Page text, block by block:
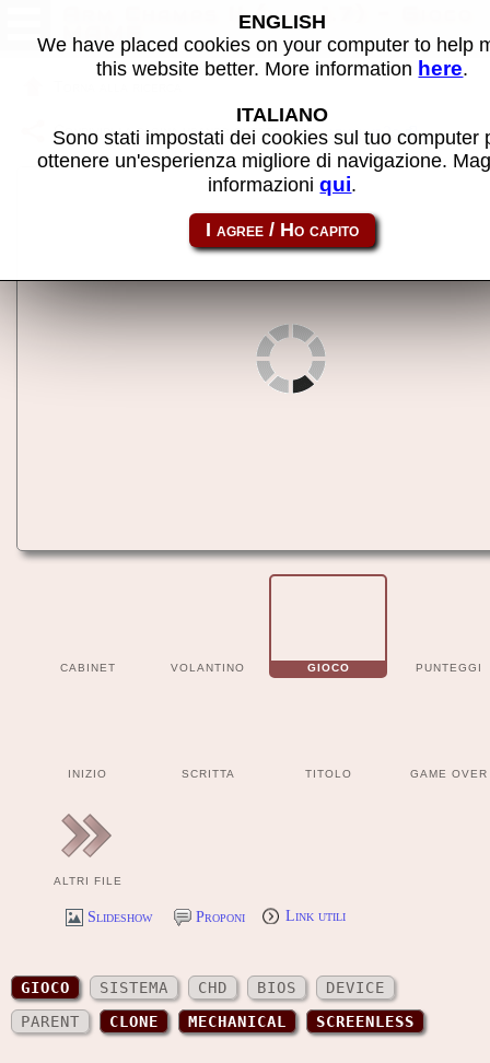
Arm Champs II (ver 1.7) - Gioco
MAME
Condividi la pagina usando questo link: armchmp2o
CABINET VOLANTINO GIOCO PUNTEGGI
INIZIO SCRITTA TITOLO GAME OVER
ALTRI FILE
Slideshow Proponi Link utili
GIOCO SISTEMA CHD BIOS
DEVICE
PARENT
CLONE MECHANICAL SCREENLESS
ENGLISH
We have placed cookies on your computer to help
this website better. More information here.
ITALIANO
Sono stati impostati dei cookies sul tuo computer
ottenere un'esperienza migliore di navigazione.
informazioniqui.